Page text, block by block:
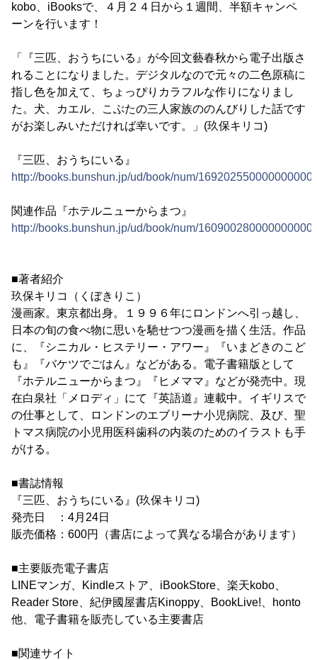
kobo、iBooksで、４月２４日から１週間、半額キャンペ
ーンを行います！
「『三匹、おうちにいる』が今回文藝春秋から電子出版さ
れることになりました。デジタルなので元々の二色原稿に
指し色を加えて、ちょっぴりカラフルな作りになりまし
た。犬、カエル、こぶたの三人家族ののんびりした話です
がお楽しみいただければ幸いです。」(玖保キリコ)
『三匹、おうちにいる』
http://books.bunshun.jp/ud/book/num/
関連作品『ホテルニューからまつ』
http://books.bunshun.jp/ud/book/num/
■著者紹介
玖保キリコ（くぼきりこ）
漫画家。東京都出身。１９９６年にロンドンへ引っ越し、
日本の旬の食べ物に思いを馳せつつ漫画を描く生活。作品
に、『シニカル・ヒステリー・アワー』『いまどきのこど
も』『バケツでごはん』などがある。電子書籍版として
『ホテルニューからまつ』『ヒメママ』などが発売中。現
在白泉社「メロディ」にて『英語道』連載中。イギリスで
の仕事として、ロンドンのエブリーナ小児病院、及び、聖
トマス病院の小児用医科歯科の内装のためのイラストも手
がける。
■書誌情報
『三匹、おうちにいる』(玖保キリコ)
発売日 ：4月24日
販売価格：600円（書店によって異なる場合があります）
■主要販売電子書店
LINEマンガ、Kindleストア、iBookStore、楽天kobo、
Reader Store、紀伊國屋書店Kinoppy、BookLive!、honto
他、電子書籍を販売している主要書店
■関連サイト